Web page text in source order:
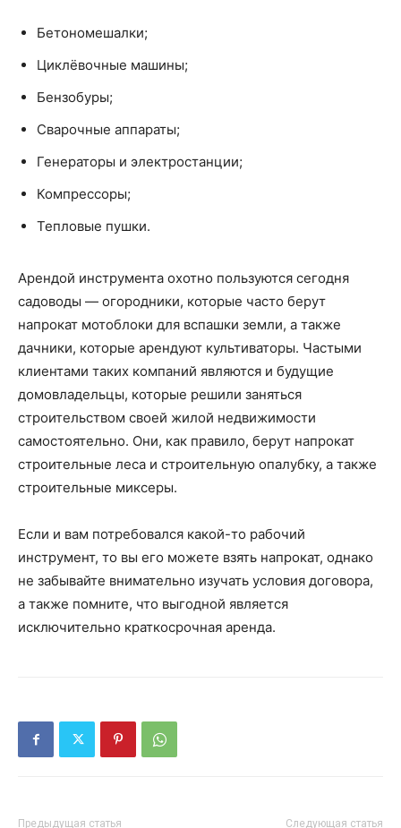
Бетономешалки;
Циклёвочные машины;
Бензобуры;
Сварочные аппараты;
Генераторы и электростанции;
Компрессоры;
Тепловые пушки.
Арендой инструмента охотно пользуются сегодня
садоводы — огородники, которые часто берут
напрокат мотоблоки для вспашки земли, а также
дачники, которые арендуют культиваторы. Частыми
клиентами таких компаний являются и будущие
домовладельцы, которые решили заняться
строительством своей жилой недвижимости
самостоятельно. Они, как правило, берут напрокат
строительные леса и строительную опалубку, а также
строительные миксеры.
Если и вам потребовался какой-то рабочий
инструмент, то вы его можете взять напрокат, однако
не забывайте внимательно изучать условия договора,
а также помните, что выгодной является
исключительно краткосрочная аренда.
Предыдущая статья Следующая статья